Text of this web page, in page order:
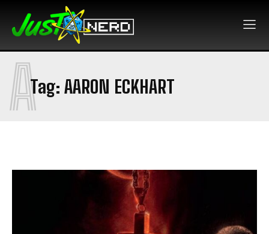
Tag: AARON ECKHART
A